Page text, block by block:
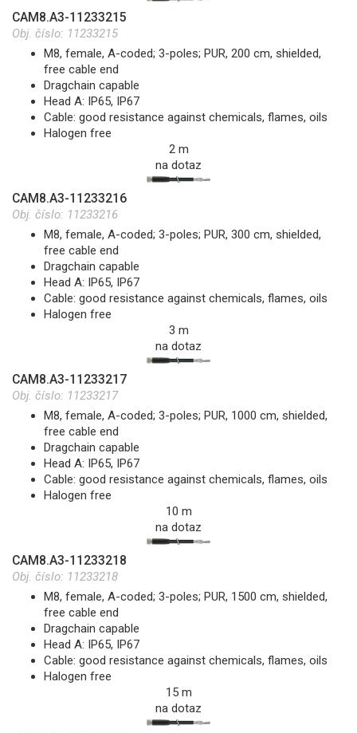
CAM8.A3-11233215
Obj. číslo: 11233215
M8, female, A-coded; 3-poles; PUR, 200 cm, shielded,
free cable end
Dragchain capable
Head A: IP65, IP67
Cable: good resistance against chemicals, flames, oils
Halogen free
2 m
na dotaz
CAM8.A3-11233216
Obj. číslo: 11233216
M8, female, A-coded; 3-poles; PUR, 300 cm, shielded,
free cable end
Dragchain capable
Head A: IP65, IP67
Cable: good resistance against chemicals, flames, oils
Halogen free
3 m
na dotaz
CAM8.A3-11233217
Obj. číslo: 11233217
M8, female, A-coded; 3-poles; PUR, 1000 cm, shielded,
free cable end
Dragchain capable
Head A: IP65, IP67
Cable: good resistance against chemicals, flames, oils
Halogen free
10 m
na dotaz
CAM8.A3-11233218
Obj. číslo: 11233218
M8, female, A-coded; 3-poles; PUR, 1500 cm, shielded,
free cable end
Dragchain capable
Head A: IP65, IP67
Cable: good resistance against chemicals, flames, oils
Halogen free
15 m
na dotaz